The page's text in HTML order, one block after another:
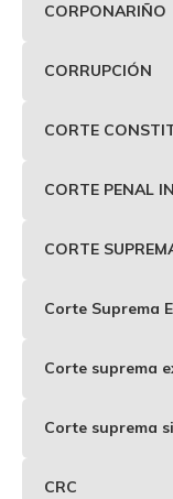
CORPONARIÑO
CORRUPCIÓN
CORTE
CORTE PENAL
CORTE
Corte Suprema
Corte suprema
Corte suprema
CRC